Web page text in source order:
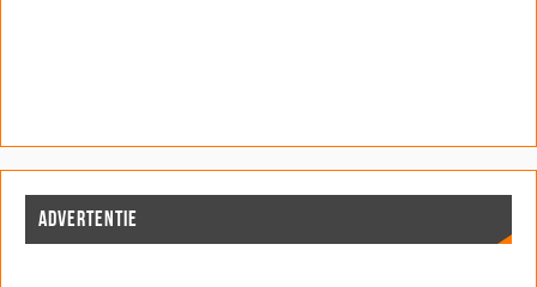
ADVERTENTIE